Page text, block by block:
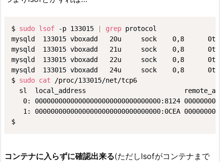
$ sudo lsof -p 133015 grep protocol
mysqld  133015 vboxadd   20u     sock    0,8      0t0
mysqld  133015 vboxadd   21u     sock    0,8      0t0
mysqld  133015 vboxadd   22u     sock    0,8      0t0
mysqld  133015 vboxadd   24u     sock    0,8      0t0
$ sudo cat /proc/133015/net/tcp6
sl  local_address
0: 00000000000000000000000000000000:8124
1: 00000000000000000000000000000000:0CEA
$
コンテナに入らずに確認出来る(ただしlsofがコンテナまで